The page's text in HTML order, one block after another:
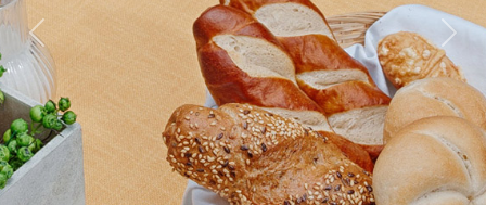
Previous Next